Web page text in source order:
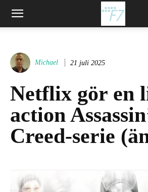
Michael 21 juli 2025
Netflix gör en
action
Creed-serie